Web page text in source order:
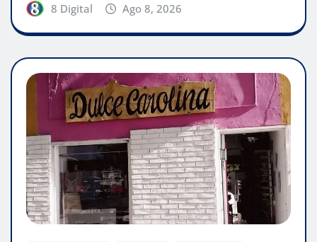
8 Digital Ago 8, 2026